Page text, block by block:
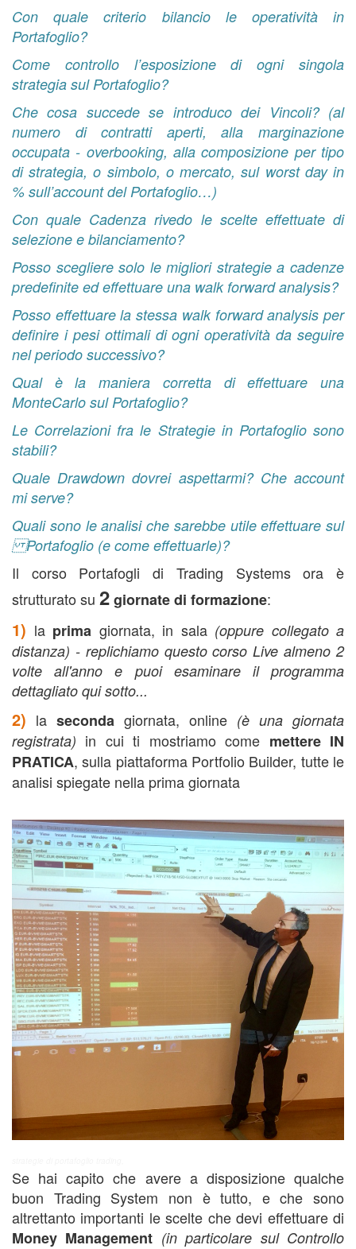
Con quale criterio bilancio le operatività in
Portafoglio?
Come controllo l’esposizione di ogni singola
strategia sul Portafoglio?
Che cosa succede se introduco dei Vincoli? (al
numero di contratti aperti, alla marginazione
occupata - overbooking, alla composizione per tipo
di strategia, o simbolo, o mercato, sul worst day in
% sull’account del Portafoglio…)
Con quale Cadenza rivedo le scelte effettuate di
selezione e bilanciamento?
Posso scegliere solo le migliori strategie a cadenze
predefinite ed effettuare una walk forward analysis?
Posso effettuare la stessa walk forward analysis per
definire i pesi ottimali di ogni operatività da seguire
nel periodo successivo?
Qual è la maniera corretta di effettuare una
MonteCarlo sul Portafoglio?
Le Correlazioni fra le Strategie in Portafoglio sono
stabili?
Quale Drawdown dovrei aspettarmi? Che account
mi serve?
Quali sono le analisi che sarebbe utile effettuare sul
Portafoglio (e come effettuarle)?
Il corso Portafogli di Trading Systems ora è
strutturato su 2giornate di formazione:
1) la prima giornata, in sala(oppure collegato a
distanza) - replichiamo questo corso Live almeno 2
volte all'anno e puoi esaminare il programma
dettagliato qui sotto...
2) la seconda giornata, online (è una giornata
registrata) in cui ti mostriamo come mettere IN
PRATICA, sulla piattaforma Portfolio Builder, tutte le
analisi spiegate nella prima giornata
Se hai capito che avere a disposizione qualche
buon Trading System non è tutto, e che sono
altrettanto importanti le scelte che devi effettuare di
Money Management (in particolare sul Controllo